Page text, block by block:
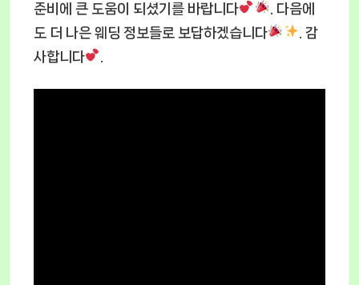
준비에 큰 도움이 되셨기를 바랍니다
. 다음에
도 더 나은 웨딩 정보들로 보답하겠습니다
. 감
사합니다